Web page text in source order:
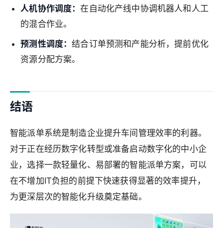
人机协作调度：在自动化产线中协调机器人和人工
的混合作业。
预测性调度：结合订单预测和产能分析，提前优化
资源分配方案。
结语
智能派单系统是制造企业提升车间管理效率的利器。
对于正在经历数字化转型或准备启动数字化的中小企
业，选择一款轻量化、易部署的智能派单方案，可以
在不增加IT负担的前提下快速获得显著的效率提升，
为更深层次的智能化升级奠定基础。